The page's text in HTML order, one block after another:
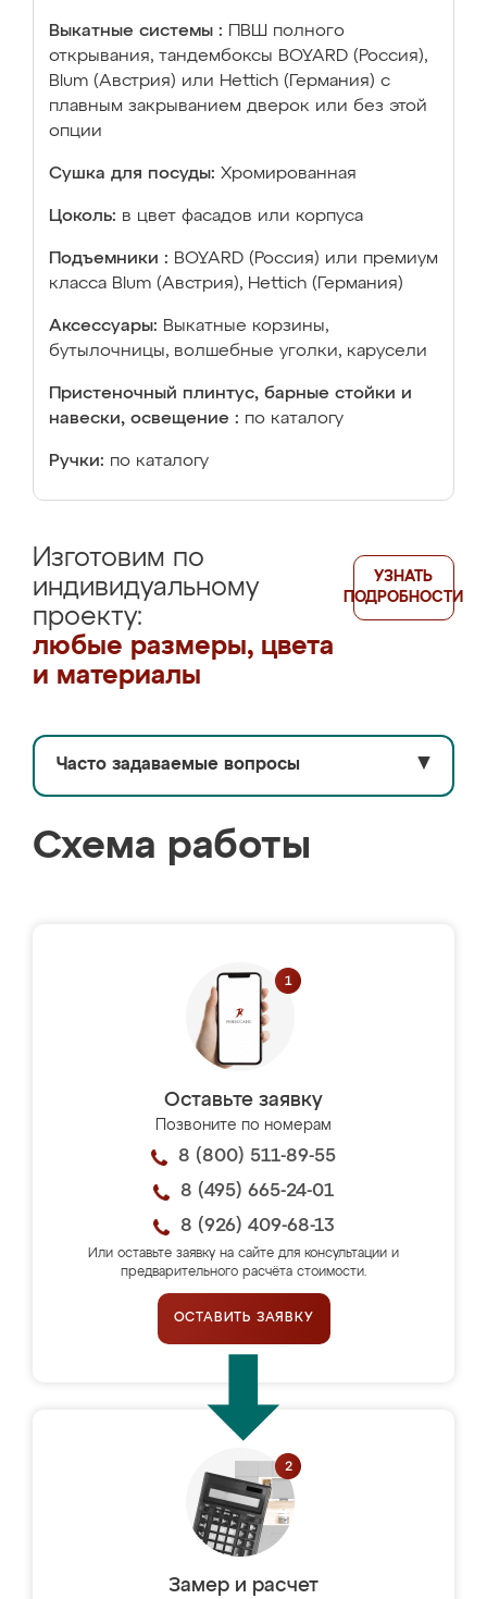
Выкатные системы :
ПВШ полного
открывания, тандембоксы BOYARD (Россия),
Blum (Австрия) или Hettich (Германия) с
плавным закрыванием дверок или без этой
опции
Сушка для посуды: Хромированная
Цоколь: в цвет фасадов или корпуса
Подъемники : BOYARD (Россия) или премиум
класса Blum (Австрия), Hettich (Германия)
Аксессуары: Выкатные корзины,
бутылочницы, волшебные уголки, карусели
Пристеночный плинтус, барные стойки и
навески, освещение : по каталогу
Ручки: по каталогу
Изготовим по
индивидуальному
проекту:
любые размеры, цвета
и материалы
УЗНАТЬ
ПОДРОБНОСТИ
Часто задаваемые вопросы ▼
Схема работы
Оставьте заявку
Позвоните по номерам
8 (800) 511-89-55
8 (495) 665-24-01
8 (926) 409-68-13
Или оставьте заявку на сайте для консультации и
предварительного расчёта стоимости.
ОСТАВИТЬ ЗАЯВКУ
Замер и расчет